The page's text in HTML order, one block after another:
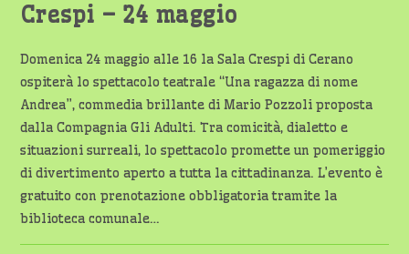
Crespi – 24 maggio
Domenica 24 maggio alle 16 la Sala Crespi di Cerano
ospiterà lo spettacolo teatrale “Una ragazza di nome
Andrea”, commedia brillante di Mario Pozzoli proposta
dalla Compagnia Gli Adulti. Tra comicità, dialetto e
situazioni surreali, lo spettacolo promette un pomeriggio
di divertimento aperto a tutta la cittadinanza. L’evento è
gratuito con prenotazione obbligatoria tramite la
biblioteca comunale…